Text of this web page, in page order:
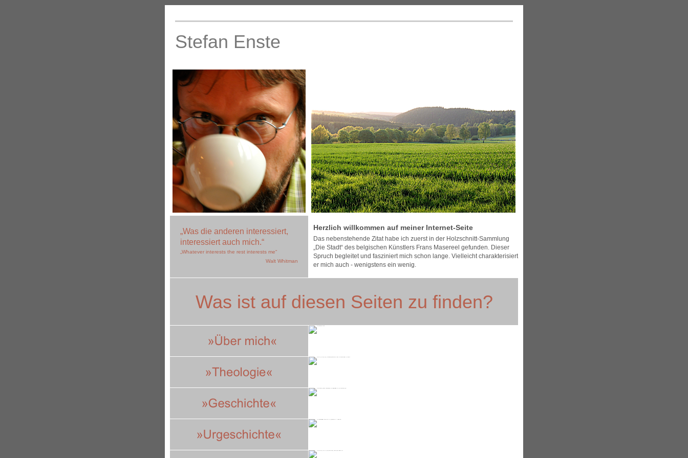
Stefan Enste
Das nebenstehende Zitat habe ich zuerst in der Holzschnitt-Sammlung
„Die Stadt“ des belgischen Künstlers Frans Masereel gefunden. Dieser
Spruch begleitet und fasziniert mich schon lange. Vielleicht charakterisiert
er mich auch - wenigstens ein wenig.
Herzlich willkommen auf meiner Internet-Seite
„Was die anderen interessiert,
interessiert auch mich.“
„Whatever interests the rest interests me“
Walt Whitman
Was ist auf diesen Seiten zu finden?